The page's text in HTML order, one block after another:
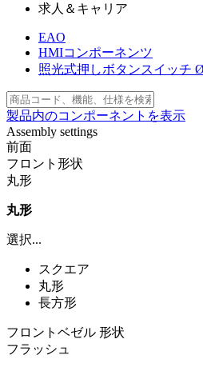
求人＆キャリア
EAO
HMIコンポーネンツ
照光式押しボタンスイッチ
製品内のコンポーネントを表示
Assembly settings
前面
フロント形状
丸形
丸形
選択...
スクエア
丸形
長方形
フロントベゼル 形状
フラッシュ